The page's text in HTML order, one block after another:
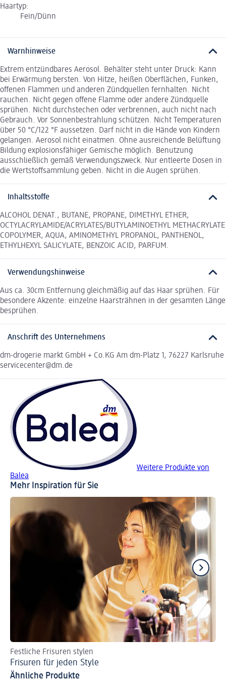
Haartyp:
Fein/Dünn
Warnhinweise
Extrem entzündbares Aerosol. Behälter steht unter Druck: Kann
bei Erwärmung bersten. Von Hitze, heißen Oberflächen, Funken,
offenen Flammen und anderen Zündquellen fernhalten. Nicht
rauchen. Nicht gegen offene Flamme oder andere Zündquelle
sprühen. Nicht durchstechen oder verbrennen, auch nicht nach
Gebrauch. Vor Sonnenbestrahlung schützen. Nicht Temperaturen
über 50 °C/122 °F aussetzen. Darf nicht in die Hände von Kindern
gelangen. Aerosol nicht einatmen. Ohne ausreichende Belüftung
Bildung explosionsfähiger Gemische möglich. Benutzung
ausschließlich gemäß Verwendungszweck. Nur entleerte Dosen in
die Wertstoffsammlung geben. Nicht in die Augen sprühen.
Inhaltsstoffe
ALCOHOL DENAT., BUTANE, PROPANE, DIMETHYL ETHER,
OCTYLACRYLAMIDE/ACRYLATES/BUTYLAMINOETHYL METHACRYLATE
COPOLYMER, AQUA, AMINOMETHYL PROPANOL, PANTHENOL,
ETHYLHEXYL SALICYLATE, BENZOIC ACID, PARFUM.
Verwendungshinweise
Aus ca. 30cm Entfernung gleichmäßig auf das Haar sprühen. Für
besondere Akzente: einzelne Haarsträhnen in der gesamten Länge
besprühen.
Anschrift des Unternehmens
dm-drogerie markt GmbH + Co.KG Am dm-Platz 1, 76227 Karlsruhe
servicecenter@dm.de
Weitere Produkte von
Balea
Mehr Inspiration für Sie
Festliche Frisuren stylen
Frisuren für jeden Style
Ähnliche Produkte